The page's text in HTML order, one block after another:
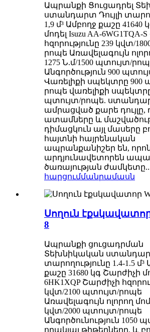
Ապրանքի Ցուցադրել
ստանդարտ Դույլի
1,9 մ³ Ամբողջ քաշը 41640
մոդել Isuzu AA-6WG1TQA-
հզորությունը 239 կվտ/
րոպե Առավելագույն
1275 Ն.մ/1500 պտույտ/
Անգործություն 900
Վառելիքի սպեկտրը 900
րոպե վառելիքի սպեկտրը
պտույտ/րոպե.
ամրացված քարե դույլը,
ատամները և
դիմացկուն այլ մասերը
հայտնի հայրենական
ապրանքանիշեր են,
արդյունավետորեն
ծառայության
հարցումմանրամասն
Սողուն էքսկավատոր
8
Ապրանքի ցուցադրման
Տեխնիկական ստանդարտ
տարողությունը 1.4-1.5 մ³
քաշը 31680 կգ Շարժիչի
6HK1XQP Շարժիչի
կվտ/2100 պտույտ/րոպե
Առավելագույն ոլորող
կվտ/2000 պտույտ/րոպե
Անգործունություն 1050
որակյալ թիթեղները, և